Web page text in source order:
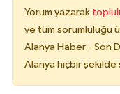
Yorum yazarak
ve tüm sorumluluğu
Alanya Haber - Son
Alanya hiçbir şekilde